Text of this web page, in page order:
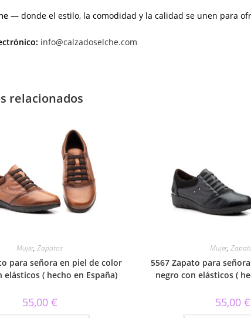
— donde el estilo, la comodidad y la calidad se unen para
info@calzadoselche.com
relacionados
Mujer,Zapatos
para señora en piel de color
elásticos ( hecho en España)
55,00 €
Mujer,
5567 Zapato para
negro con elásticos (
55,00€